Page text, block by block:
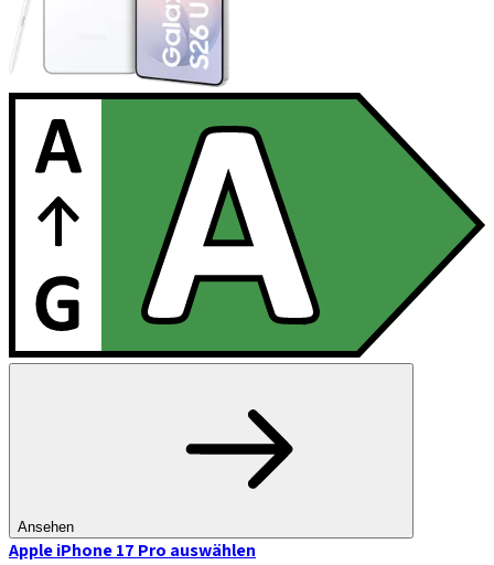
Ansehen
Apple iPhone 17 Pro auswählen